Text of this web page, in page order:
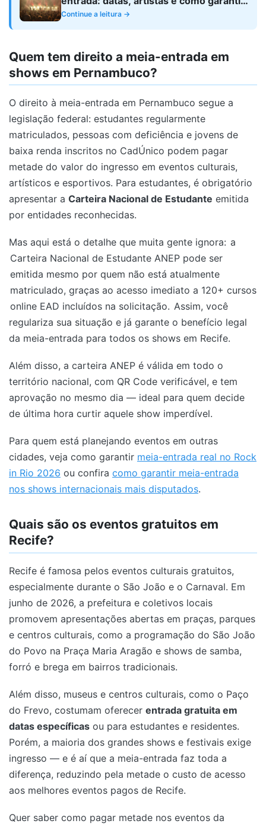
seu desconto
Continue a leitura →
Quem tem direito a meia-entrada em
shows em Pernambuco?
O direito à meia-entrada em Pernambuco segue a
legislação federal: estudantes regularmente
matriculados, pessoas com deficiência e jovens de
baixa renda inscritos no CadÚnico podem pagar
metade do valor do ingresso em eventos culturais,
artísticos e esportivos. Para estudantes, é obrigatório
apresentar a Carteira Nacional de Estudante emitida
por entidades reconhecidas.
Mas aqui está o detalhe que muita gente ignora: a
Carteira Nacional de Estudante ANEP pode ser
emitida mesmo por quem não está atualmente
matriculado, graças ao acesso imediato a 120+ cursos
online EAD incluídos na solicitação. Assim, você
regulariza sua situação e já garante o benefício legal
da meia-entrada para todos os shows em Recife.
Além disso, a carteira ANEP é válida em todo o
território nacional, com QR Code verificável, e tem
aprovação no mesmo dia — ideal para quem decide
de última hora curtir aquele show imperdível.
Para quem está planejando eventos em outras
cidades, veja como garantir meia-entrada real no Rock
in Rio 2026 ou confira como garantir meia-entrada
nos shows internacionais mais disputados.
Quais são os eventos gratuitos em
Recife?
Recife é famosa pelos eventos culturais gratuitos,
especialmente durante o São João e o Carnaval. Em
junho de 2026, a prefeitura e coletivos locais
promovem apresentações abertas em praças, parques
e centros culturais, como a programação do São João
do Povo na Praça Maria Aragão e shows de samba,
forró e brega em bairros tradicionais.
Além disso, museus e centros culturais, como o Paço
do Frevo, costumam oferecer entrada gratuita em
datas específicas ou para estudantes e residentes.
Porém, a maioria dos grandes shows e festivais exige
ingresso — e é aí que a meia-entrada faz toda a
diferença, reduzindo pela metade o custo de acesso
aos melhores eventos pagos de Recife.
Quer saber como pagar metade nos eventos da